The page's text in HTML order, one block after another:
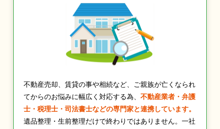
不動産売却、賃貸の事や相続など、ご親族が亡くなられ
てからのお悩みに幅広く対応する為、 不動産業者・弁護
士・税理士・司法書士などの専門家と連携しています。
遺品整理・生前整理だけで終わりではありません。一社